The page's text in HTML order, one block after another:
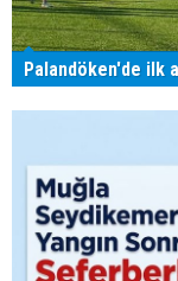
Palandöken'de ilk